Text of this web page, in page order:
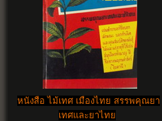
หนังสือ ไม้เทศ เมืองไทย สรรพคุณยา
เทศและยาไทย